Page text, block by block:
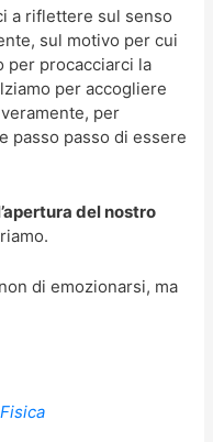
a riflettere sul senso
sul motivo per cui
per procacciarci la
per accogliere
per
passo passo di essere
del nostro
di emozionarsi, ma